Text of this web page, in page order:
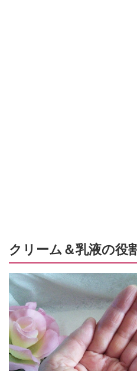
クリーム＆乳液の役